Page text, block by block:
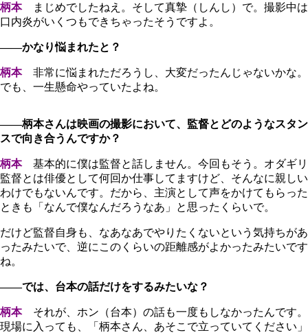
柄本まじめでしたねえ。そして真摯（しんし）で。撮影中は
口内炎がいくつもできちゃったそうですよ。
――かなり悩まれたと？
柄本非常に悩まれただろうし、大変だったんじゃないかな。
でも、一生懸命やっていたよね。
――柄本さんは映画の撮影において、監督とどのようなスタン
スで向き合うんですか？
柄本基本的に僕は監督と話しません。今回もそう。オダギリ
監督とは俳優として何回か仕事してますけど、そんなに親しい
わけでもないんです。だから、主演として声をかけてもらった
ときも「なんで僕なんだろうなあ」と思ったくらいで。
だけど監督自身も、なあなあでやりたくないという気持ちがあ
ったみたいで、逆にこのくらいの距離感がよかったみたいです
ね。
――では、台本の話だけをするみたいな？
柄本それが、ホン（台本）の話も一度もしなかったんです。
現場に入っても、「柄本さん、あそこで立っていてください」